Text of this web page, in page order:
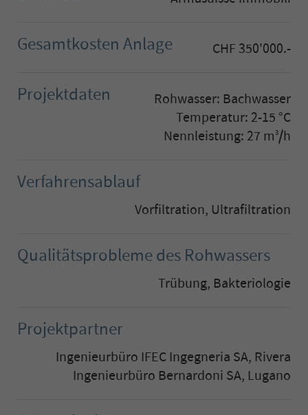
Gesamtkosten Anlage CHF 350'000.-
Projektdaten
Rohwasser: Bachwasser
Temperatur: 2-15 °C
Nennleistung: 27 m3/h
Verfahrensablauf
Vorfiltration, Ultrafiltration
Qualitätsprobleme des Rohwassers
Trübung, Bakteriologie
Projektpartner
Ingenieurbüro IFEC Ingegneria SA, Rivera
Ingenieurbüro Bernardoni SA, Lugano